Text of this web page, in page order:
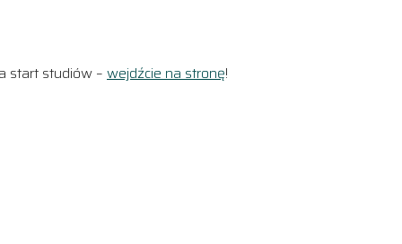
start studiów – wejdźcie na stronę!